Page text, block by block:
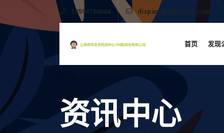
13594780044 disparaging@msn.com
首页 发现
资讯中心